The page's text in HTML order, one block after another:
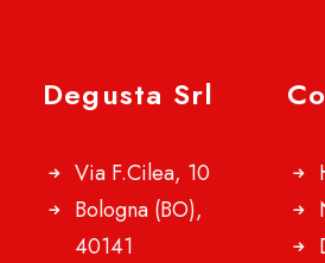
Degusta Srl
Via F.Cilea, 10
Bologna (BO),
40141